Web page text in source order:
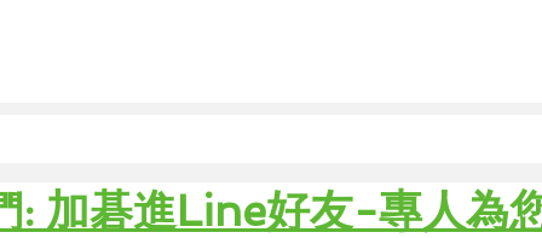
: 加碁進Line好友-專人為